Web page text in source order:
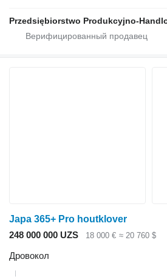
Japa 365+ Pro houtklover
248 000 000 UZS
18 000 € ≈ 20 760 $
Дровокол